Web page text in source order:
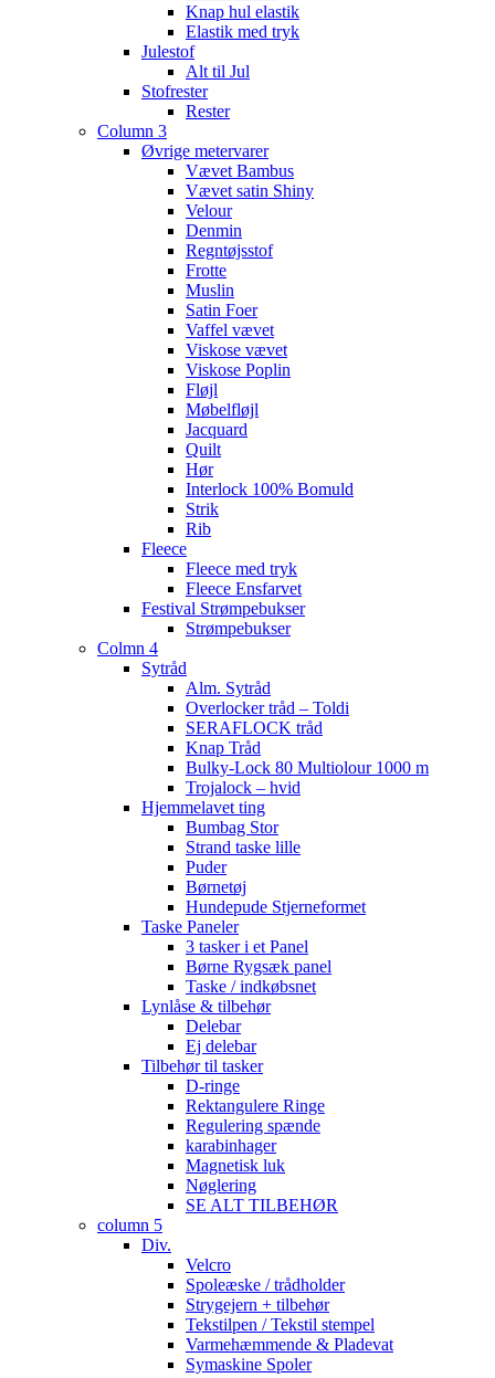
Knap hul elastik
Elastik med tryk
Julestof
Alt til Jul
Stofrester
Rester
Column 3
Øvrige metervarer
Vævet Bambus
Vævet satin Shiny
Velour
Denmin
Regntøjsstof
Frotte
Muslin
Satin Foer
Vaffel vævet
Viskose vævet
Viskose Poplin
Fløjl
Møbelfløjl
Jacquard
Quilt
Hør
Interlock 100% Bomuld
Strik
Rib
Fleece
Fleece med tryk
Fleece Ensfarvet
Festival Strømpebukser
Strømpebukser
Colmn 4
Sytråd
Alm. Sytråd
Overlocker tråd – Toldi
SERAFLOCK tråd
Knap Tråd
Bulky-Lock 80 Multiolour 1000 m
Trojalock – hvid
Hjemmelavet ting
Bumbag Stor
Strand taske lille
Puder
Børnetøj
Hundepude Stjerneformet
Taske Paneler
3 tasker i et Panel
Børne Rygsæk panel
Taske / indkøbsnet
Lynlåse & tilbehør
Delebar
Ej delebar
Tilbehør til tasker
D-ringe
Rektangulere Ringe
Regulering spænde
karabinhager
Magnetisk luk
Nøglering
SE ALT TILBEHØR
column 5
Div.
Velcro
Spoleæske / trådholder
Strygejern + tilbehør
Tekstilpen / Tekstil stempel
Varmehæmmende & Pladevat
Symaskine Spoler